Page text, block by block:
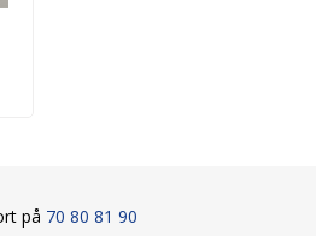
på 70 80 81 90